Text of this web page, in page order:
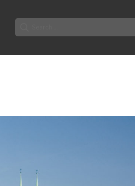
Search
for: